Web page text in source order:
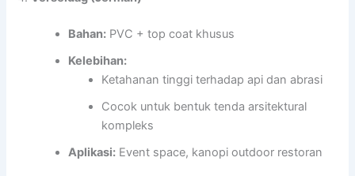
Bahan: PVC + top coat khusus
Kelebihan:
Ketahanan tinggi terhadap api dan abrasi
Cocok untuk bentuk tenda arsitektural
kompleks
Aplikasi: Event space, kanopi outdoor restoran